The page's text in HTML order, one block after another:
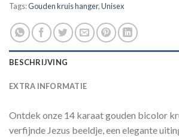
Tags:Gouden kruis hanger,Unisex
BESCHRIJVING
EXTRA INFORMATIE
Ontdek onze 14 karaat gouden bicolor
verfijnde Jezus beeldje, een elegante